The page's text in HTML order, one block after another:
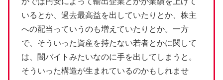
いるとか、過去最高益を出していたりとか、株主
への配当っていうのも増えていたりとか。一方
で、そういった資産を持たない若者とかに関して
は、闇バイトみたいなのに手を出してしまうと。
そういった構造が生まれているのかもしれませ